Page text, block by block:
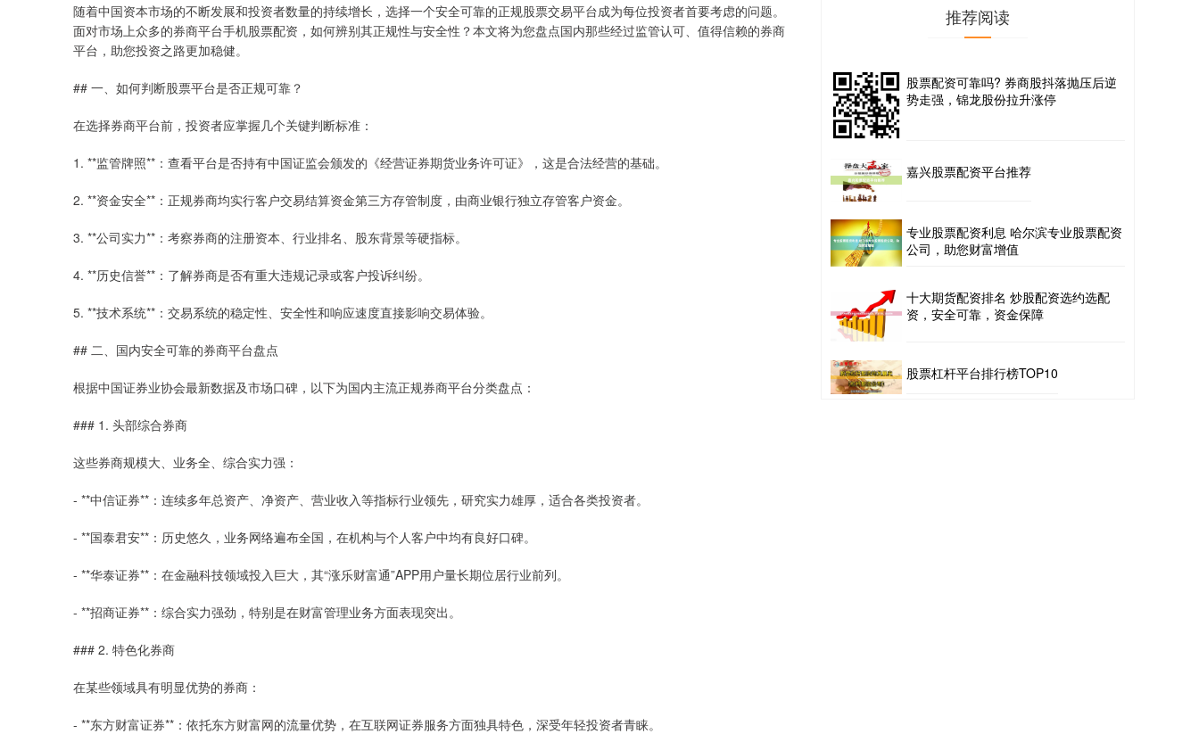
随着中国资本市场的不断发展和投资者数量的持续增长，选择一个安全可靠的正规股票交易平台成为每位投资者首要考虑的问题。
面对市场上众多的券商平台手机股票配资，如何辨别其正规性与安全性？本文将为您盘点国内那些经过监管认可、值得信赖的券商
平台，助您投资之路更加稳健。
## 一、如何判断股票平台是否正规可靠？
在选择券商平台前，投资者应掌握几个关键判断标准：
1. **监管牌照**：查看平台是否持有中国证监会颁发的《经营证券期货业务许可证》，这是合法经营的基础。
2. **资金安全**：正规券商均实行客户交易结算资金第三方存管制度，由商业银行独立存管客户资金。
3. **公司实力**：考察券商的注册资本、行业排名、股东背景等硬指标。
4. **历史信誉**：了解券商是否有重大违规记录或客户投诉纠纷。
5. **技术系统**：交易系统的稳定性、安全性和响应速度直接影响交易体验。
## 二、国内安全可靠的券商平台盘点
根据中国证券业协会最新数据及市场口碑，以下为国内主流正规券商平台分类盘点：
### 1. 头部综合券商
这些券商规模大、业务全、综合实力强：
- **中信证券**：连续多年总资产、净资产、营业收入等指标行业领先，研究实力雄厚，适合各类投资者。
- **国泰君安**：历史悠久，业务网络遍布全国，在机构与个人客户中均有良好口碑。
- **华泰证券**：在金融科技领域投入巨大，其“涨乐财富通”APP用户量长期位居行业前列。
- **招商证券**：综合实力强劲，特别是在财富管理业务方面表现突出。
### 2. 特色化券商
在某些领域具有明显优势的券商：
- **东方财富证券**：依托东方财富网的流量优势，在互联网证券服务方面独具特色，深受年轻投资者青睐。
推荐阅读
股票配资可靠吗? 券商股抖落抛压后逆
势走强，锦龙股份拉升涨停
嘉兴股票配资平台推荐
专业股票配资利息 哈尔滨专业股票配资
公司，助您财富增值
十大期货配资排名 炒股配资选约选配
资，安全可靠，资金保障
股票杠杆平台排行榜TOP10